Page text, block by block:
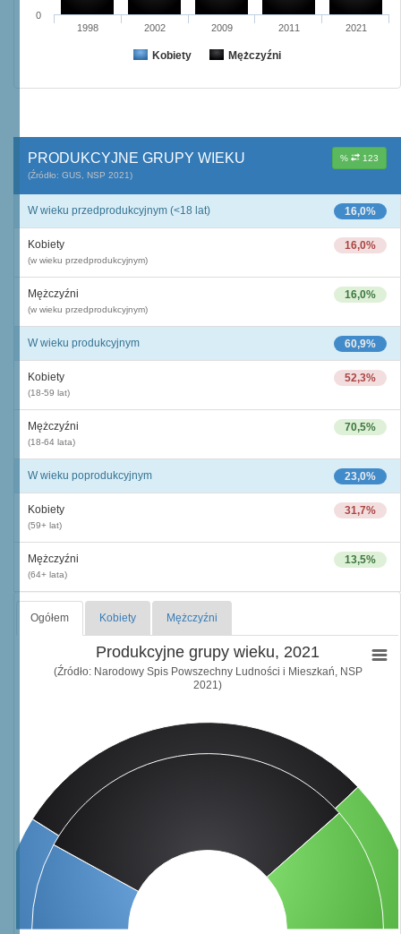
Kobiety Mężczyźni
1998 2002 2009 2011 2021
0
% 123
PRODUKCYJNE GRUPY WIEKU
(Źródło: GUS, NSP 2021)
16,0%
W wieku przedprodukcyjnym (<18 lat)
16,0%
Kobiety
(w wieku przedprodukcyjnym)
16,0%
Mężczyźni
(w wieku przedprodukcyjnym)
60,9%
W wieku produkcyjnym
52,3%
Kobiety
(18-59 lat)
70,5%
Mężczyźni
(18-64 lata)
23,0%
W wieku poprodukcyjnym
31,7%
Kobiety
(59+ lat)
13,5%
Mężczyźni
(64+ lata)
Ogółem Kobiety Mężczyźni
Produkcyjne grupy wieku, 2021
(Źródło: Narodowy Spis Powszechny Ludności i Mieszkań, NSP
2021)